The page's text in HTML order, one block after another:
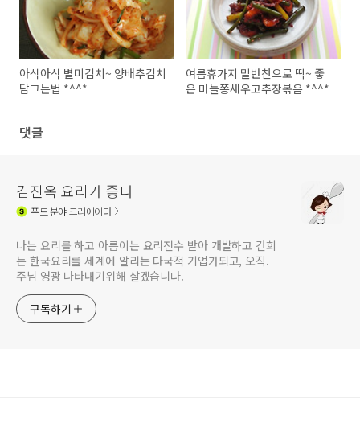
아삭아삭 별미김치~ 양배추김치
담그는법 *^^*
여름휴가지 밑반찬으로 딱~ 좋
은 마늘쫑새우고추장볶음 *^^*
댓글
김진옥 요리가 좋다
푸드분야 크리에이터
나는 요리를 하고 아름이는 요리전수 받아 개발하고 건희
는 한국요리를 세계에 알리는 다국적 기업가되고, 오직.
주님 영광 나타내기위해 살겠습니다.
구독하기